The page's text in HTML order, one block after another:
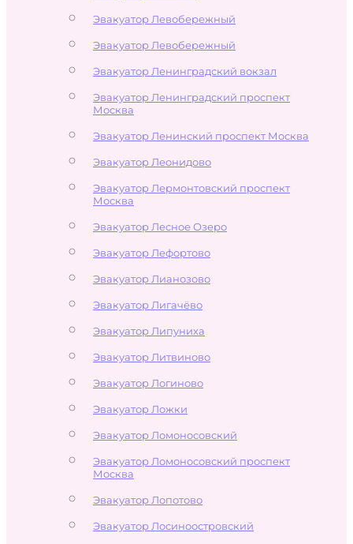
Эвакуатор Левобережный
Эвакуатор Левобережный
Эвакуатор Ленинградский вокзал
Эвакуатор Ленинградский проспект
Москва
Эвакуатор Ленинский проспект Москва
Эвакуатор Леонидово
Эвакуатор Лермонтовский проспект
Москва
Эвакуатор Лесное Озеро
Эвакуатор Лефортово
Эвакуатор Лианозово
Эвакуатор Лигачёво
Эвакуатор Липуниха
Эвакуатор Литвиново
Эвакуатор Логиново
Эвакуатор Ложки
Эвакуатор Ломоносовский
Эвакуатор Ломоносовский проспект
Москва
Эвакуатор Лопотово
Эвакуатор Лосиноостровский